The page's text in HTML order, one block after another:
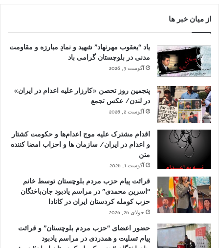
از میان خبر ها
یاد “یعقوب مهرنهاد” شهید و نمادِ مبارزه و مقاومت
مدنی در بلوچستان گرامی باد
آگوست 3, 2026
پنجمین روز تحصن «کارزار علیه اعدام در ایران»
در لندن/ عکس تجمع
آگوست 2, 2026
اقدام مشترک علیه موج اعدام‌ها و حکومت کشتار
و اعدام در ایران/ سازمان ها و احزاب امضا کننده
متن
آگوست 1, 2026
قرائت پیام حزب مردم بلوچستان توسط خانم
“اسرین محمدی” در مراسم یادبود جان‌باختگان
حزب کومله کردستان ایران در کانادا
جولای 26, 2026
حضور اعضای “حزب مردم بلوچستان” و قرائت
پیام تسلیت و همدردی در مراسم یادبود